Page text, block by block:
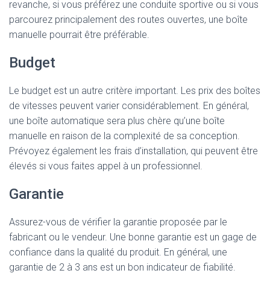
revanche, si vous préférez une conduite sportive ou si vous
parcourez principalement des routes ouvertes, une boîte
manuelle pourrait être préférable.
Budget
Le budget est un autre critère important. Les prix des boîtes
de vitesses peuvent varier considérablement. En général,
une boîte automatique sera plus chère qu’une boîte
manuelle en raison de la complexité de sa conception.
Prévoyez également les frais d’installation, qui peuvent être
élevés si vous faites appel à un professionnel.
Garantie
Assurez-vous de vérifier la garantie proposée par le
fabricant ou le vendeur. Une bonne garantie est un gage de
confiance dans la qualité du produit. En général, une
garantie de 2 à 3 ans est un bon indicateur de fiabilité.